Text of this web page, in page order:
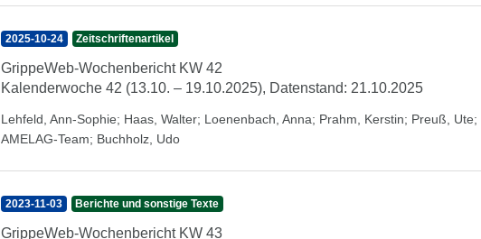
2025-10-24 Zeitschriftenartikel
GrippeWeb-Wochenbericht KW 42
Kalenderwoche 42 (13.10. – 19.10.2025), Datenstand: 21.10.2025
Lehfeld, Ann-Sophie; Haas, Walter; Loenenbach, Anna; Prahm, Kerstin; Preuß, Ute;
AMELAG-Team; Buchholz, Udo
2023-11-03 Berichte und sonstige Texte
GrippeWeb-Wochenbericht KW 43